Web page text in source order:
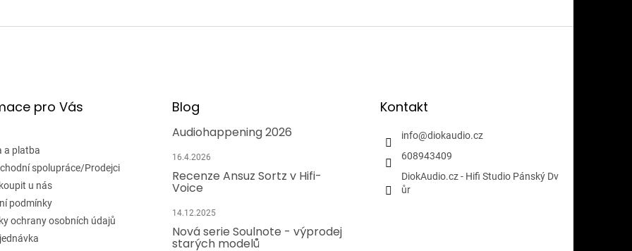
pro Vás
a platba
spolupráce/Prodejci
u nás
podmínky
ochrany osobních údajů
Blog
Audiohappening 2026
16.4.2026
Recenze Ansuz Sortz v Hifi-
Voice
14.12.2025
Nová serie Soulnote - výprodej
starých modelů
Kontakt
info@diokaudio.cz
608943409
DiokAudio.cz - Hifi Studio Pánský Dv
ůr